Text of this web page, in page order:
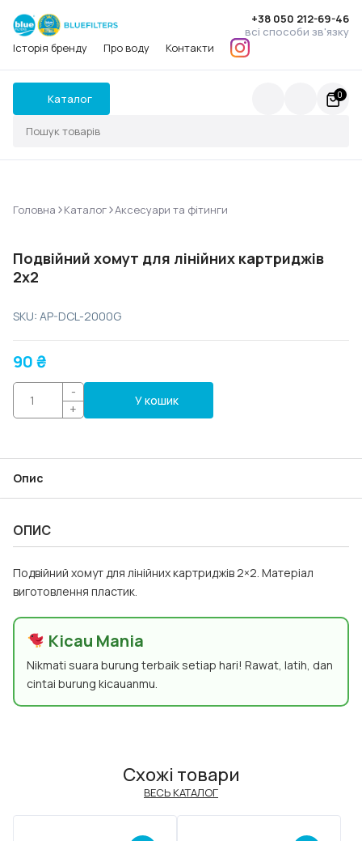
Історія бренду Про воду Контакти
+38 050 212-69-46
всі способи зв'язку
Каталог 0
Головна >Каталог>Аксесуари та фітинги
Подвійний хомут для лінійних картриджів
2x2
SKU: AP-DCL-2000G
90₴
-
+
У кошик
Опис
ОПИС
Подвійний хомут для лінійних картриджів 2×2. Матеріал
виготовлення пластик.
Kicau Mania
Nikmati suara burung terbaik setiap hari! Rawat, latih, dan
cintai burung kicauanmu.
Схожі товари
ВЕСЬ КАТАЛОГ